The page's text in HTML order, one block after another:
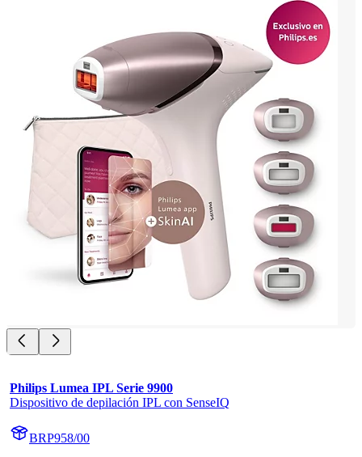
Philips Lumea IPL Serie 9900
Dispositivo de depilación IPL con SenseIQ
BRP958/00